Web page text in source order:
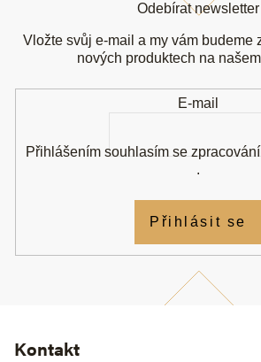
Kontakt
Odebírat newsletter
Vložte svůj e-mail a my vám budeme
nových produktech na
E-mail
Přihlášením souhlasím se
.
Přihlásit se